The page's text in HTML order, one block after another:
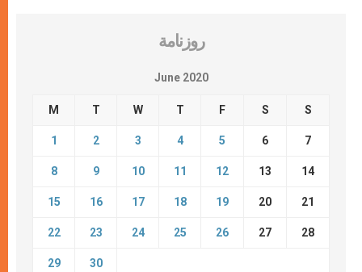
روزنامة
June 2020
M T W T F S S
1 2 3 4 5 6 7
8 9 10 11 12 13 14
15 16 17 18 19 20 21
22 23 24 25 26 27 28
29 30